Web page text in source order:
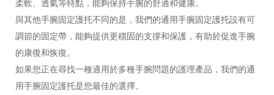
柔軟、透氣等特點，能夠保持手腕的舒適和健康。
與其他手腕固定護托不同的是，我們的通用手腕固定護托設有可
調節的固定帶，能夠提供更穩固的支撐和保護，有助於促進手腕
的康復和恢復。
如果您正在尋找一種適用於多種手腕問題的護理產品，我們的通
用手腕固定護托是您最佳的選擇。